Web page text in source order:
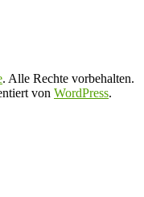
. Alle Rechte vorbehalten.
von WordPress.